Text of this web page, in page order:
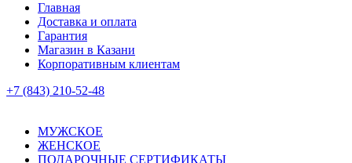
Главная
Доставка и оплата
Гарантия
Магазин в Казани
Корпоративным клиентам
+7 (843) 210-52-48
МУЖСКОЕ
ЖЕНСКОЕ
ПОДАРОЧНЫЕ СЕРТИФИКАТЫ